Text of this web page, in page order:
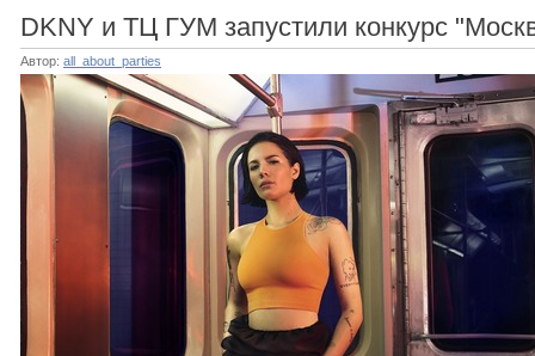
DKNY и ТЦ ГУМ запустили конкурс
Автор: all_about_parties